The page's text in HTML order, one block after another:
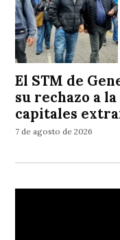
El STM de
su rechazo a
capitales
7 de agosto de 2026